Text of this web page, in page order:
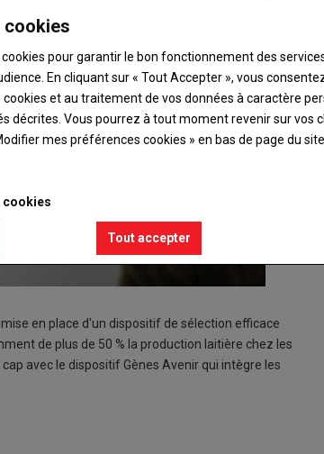
en place d'un dispositif de sélection efficace
de plus de 50 % la production laitière chez les
avec le dispositif Gènes Avenir qui intègre les
cookies
pour garantir le bon fonctionnement des
En cliquant sur « Tout Accepter », vous
cookies et au traitement de vos données à caractère
décrites. Vous pourrez à tout moment revenir sur vos
mes préférences cookies » en bas de page du site.
cookies
Tout accepter